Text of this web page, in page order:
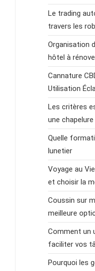
Le trading
travers les
Organisation
hôtel à
Cannature
Utilisation
Les critères
une
Quelle
lunetier
Voyage au
et choisir la
Coussin sur
meilleure
Comment un
faciliter vos
Pourquoi les